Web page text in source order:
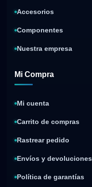
Accesorios
Componentes
Nuestra empresa
Mi Compra
Mi cuenta
Carrito de compras
Rastrear pedido
Envíos y devoluciones
Política de garantías